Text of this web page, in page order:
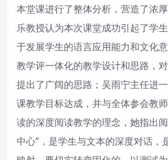
本堂课进行了整体分析，营造了浓
乐教授认为本次课堂成功引起了学
于发展学生的语言应用能力和文化
教学评一体化的教学设计和思路，
提出了广阔的思路；吴雨宁主任进
课教学目标达成，并与全体参会教
读的深度阅读教学的理念，她指出
中心”，是学生与文本的深度对话，